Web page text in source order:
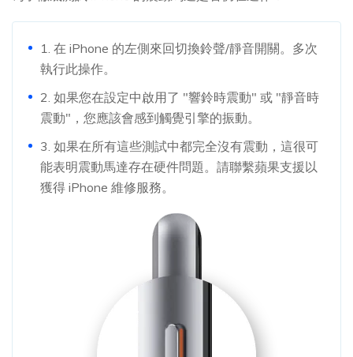
1. 在 iPhone 的左側來回切換鈴聲/靜音開關。多次
執行此操作。
2. 如果您在設定中啟用了 "響鈴時震動" 或 "靜音時
震動"，您應該會感到觸覺引擎的振動。
3. 如果在所有這些測試中都完全沒有震動，這很可
能表明震動馬達存在硬件問題。請聯繫蘋果支援以
獲得 iPhone 維修服務。